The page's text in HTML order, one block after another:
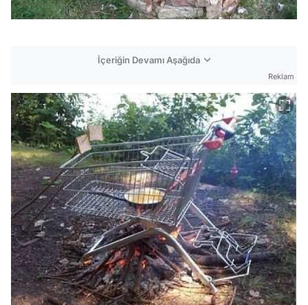
İçeriğin Devamı Aşağıda
Reklam